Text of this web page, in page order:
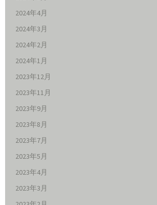
2024年4月
2024年3月
2024年2月
2024年1月
2023年12月
2023年11月
2023年9月
2023年8月
2023年7月
2023年5月
2023年4月
2023年3月